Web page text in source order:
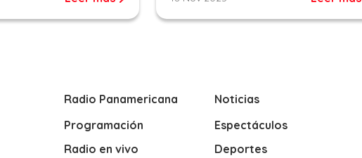
Radio Panamericana
Programación
Radio en vivo
Noticias
Espectáculos
Deportes